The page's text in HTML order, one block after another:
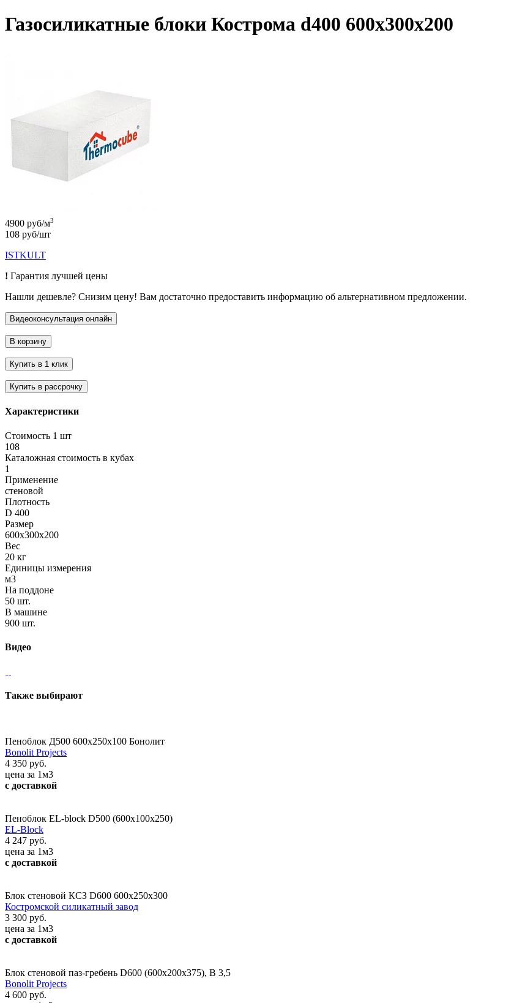
Газосиликатные блоки Кострома d400 600x300x200
4900 руб/м3
108 руб/шт
ISTKULT
! Гарантия лучшей цены
Нашли дешевле? Снизим цену! Вам достаточно предоставить информацию об альтернативном предложении.
Характеристики
Стоимость 1 шт
108
Каталожная стоимость в кубах
1
Применение
стеновой
Плотность
D 400
Размер
600х300х200
Вес
20 кг
Единицы измерения
м3
На поддоне
50 шт.
В машине
900 шт.
Видео
Также выбирают
Пеноблок Д500 600х250х100 Бонолит
Bonolit Projects
4 350 руб.
цена за 1м3
с доставкой
Пеноблок EL-block D500 (600х100х250)
EL-Block
4 247 руб.
цена за 1м3
с доставкой
Блок стеновой КСЗ D600 600х250х300
Костромской силикатный завод
3 300 руб.
цена за 1м3
с доставкой
Блок стеновой паз-гребень D600 (600х200х375), В 3,5
Bonolit Projects
4 600 руб.